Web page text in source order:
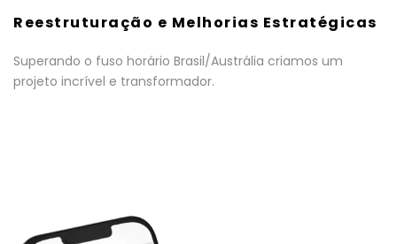
Reestruturação e Melhorias Estratégicas
Superando o fuso horário Brasil/Austrália criamos um
projeto incrível e transformador.